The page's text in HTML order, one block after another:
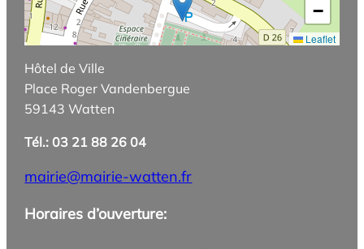
−
Leaflet
Hôtel de Ville
Place Roger Vandenbergue
59143 Watten
Tél.: 03 21 88 26 04
mairie@mairie-watten.fr
Horaires d’ouverture: